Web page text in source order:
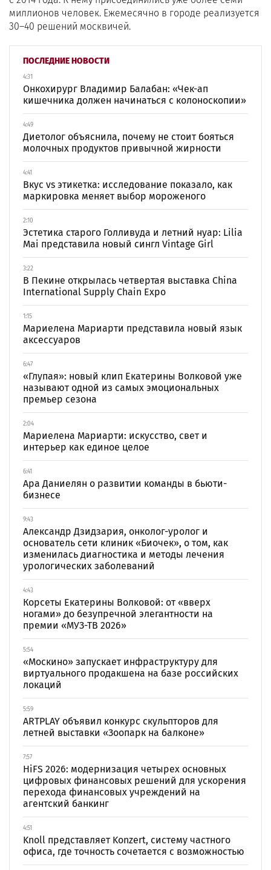
ПОСЛЕДНИЕ НОВОСТИ
4:31
Онкохирург Владимир Балабан: «Чек-ап
кишечника должен начинаться с колоноскопии»
4:49
Диетолог объяснила, почему не стоит бояться
молочных продуктов привычной жирности
4:41
Вкус vs этикетка: исследование показало, как
маркировка меняет выбор мороженого
2:10
Эстетика старого Голливуда и летний нуар: Lilia
Mai представила новый сингл Vintage Girl
3:22
В Пекине открылась четвертая выставка China
International Supply Chain Expo
1:15
Мариелена Мариарти представила новый язык
аксессуаров
6:47
«Глупая»: новый клип Екатерины Волковой уже
называют одной из самых эмоциональных
премьер сезона
2:04
Мариелена Мариарти: искусство, свет и
интерьер как единое целое
6:41
Ара Даниелян о развитии команды в бьюти-
бизнесе
9:43
Александр Дзидзария, онколог-уролог и
основатель сети клиник «Биочек», о том, как
изменилась диагностика и методы лечения
урологических заболеваний
4:43
Корсеты Екатерины Волковой: от «вверх
ногами» до безупречной элегантности на
премии «МУЗ-ТВ 2026»
5:54
«Москино» запускает инфраструктуру для
виртуального продакшена на базе российских
локаций
5:59
ARTPLAY объявил конкурс скульпторов для
летней выставки «Зоопарк на балконе»
7:57
HiFS 2026: модернизация четырех основных
цифровых финансовых решений для ускорения
перехода финансовых учреждений на
агентский банкинг
4:51
Knoll представляет Konzert, систему частного
офиса, где точность сочетается с возможностью
миллионов человек. Ежемесячно в городе реализуется
30–40 решений москвичей.